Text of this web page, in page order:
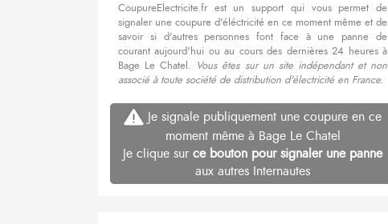
CoupureElectricite.fr est un support qui vous permet de
signaler une coupure d'éléctricité en ce moment même et de
savoir si d'autres personnes font face à une panne de
courant aujourd'hui ou au cours des dernières 24 heures à
Bage Le Chatel. Vous êtes sur un site indépendant et non
associé à toute société de distribution d'électricité en France.
Je signale publiquement une coupure en ce
moment même à Bage Le Chatel
Je clique sur ce bouton pour signaler une panne
aux autres Internautes